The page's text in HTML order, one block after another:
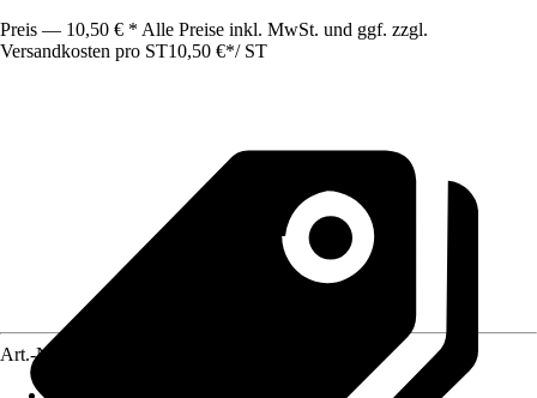
Preis — 10,50 € * Alle Preise inkl. MwSt. und ggf. zzgl.
Versandkosten pro ST10,50 €*/ ST
Art.-Nr.